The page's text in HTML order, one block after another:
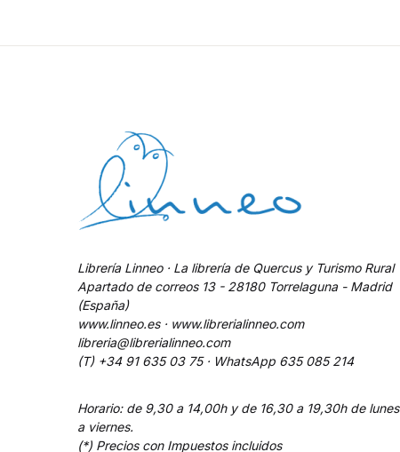
Librería Linneo · La librería de Quercus y Turismo Rural
Apartado de correos 13 - 28180 Torrelaguna - Madrid
(España)
www.linneo.es · www.librerialinneo.com
libreria@librerialinneo.com
(T) +34 91 635 03 75 · WhatsApp 635 085 214
Horario: de 9,30 a 14,00h y de 16,30 a 19,30h de lunes
a viernes.
(*) Precios con Impuestos incluidos